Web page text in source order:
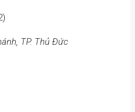
TP. Thủ Đức